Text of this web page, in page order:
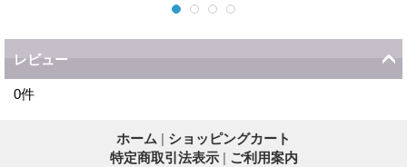
レビュー
0件
ホーム | ショッピングカート
特定商取引法表示 | ご利用案内